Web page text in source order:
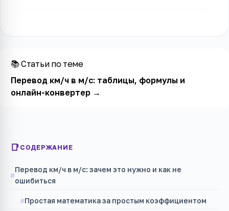
📚 Статьи по теме
Перевод км/ч в м/с: таблицы, формулы и
онлайн-конвертер→
СОДЕРЖАНИЕ
Перевод км/ч в м/с: зачем это нужно и как не
ошибиться
Простая математика за простым коэффициентом